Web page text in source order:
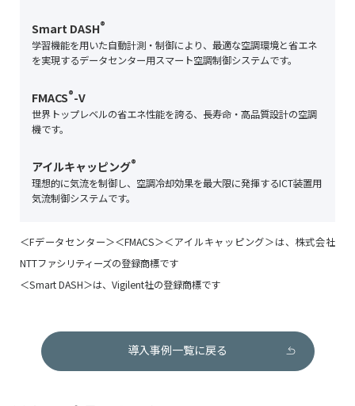
Smart DASH®
学習機能を用いた自動計測・制御により、最適な空調環境と省エネ
を実現するデータセンター用スマート空調制御システムです。
FMACS®-V
世界トップレベルの省エネ性能を誇る、長寿命・高品質設計の空調
機です。
アイルキャッピング®
理想的に気流を制御し、空調冷却効果を最大限に発揮するICT装置用
気流制御システムです。
＜Fデータセンター＞＜FMACS＞＜アイルキャッピング＞は、株式会社
NTTファシリティーズの登録商標です
＜Smart DASH＞は、Vigilent社の登録商標です
導入事例一覧に戻る